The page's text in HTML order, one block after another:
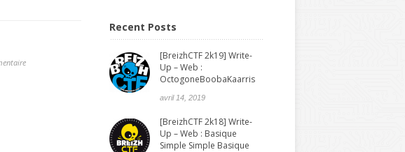
Recent Posts
[BreizhCTF 2k19] Write-
Up – Web :
OctogoneBoobaKaarris
avril 14, 2019
[BreizhCTF 2k18] Write-
Up – Web : Basique
Simple Simple Basique